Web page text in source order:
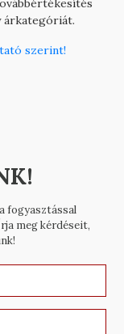
árkategóriát.
szerint!
fogyasztással
meg kérdéseit,